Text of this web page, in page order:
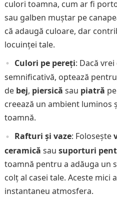
culori toamna, cum ar fi
sau galben muștar pe
că adaugă culoare, dar
locuinței tale.
Culori pe pereți: Dacă
semnificativă, optează
de bej, piersică sau piatră
creează un ambient luminos
toamnă.
Rafturi și vaze: Folosește
ceramică sau suporturi
toamnă pentru a adăuga un
colț al casei tale. Aceste mici
instantaneu atmosfera.